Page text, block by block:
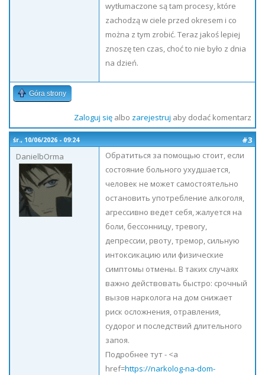
wytłumaczone są tam procesy, które
zachodzą w ciele przed okresem i co
można z tym zrobić. Teraz jakoś lepiej
znoszę ten czas, choć to nie było z dnia
na dzień.
Góra strony
Zaloguj sięalbo zarejestruj aby dodać komentarz
śr., 10/06/2026 - 09:24
#3
DanielbOrma
Обратиться за помощью стоит, если
состояние больного ухудшается,
человек не может самостоятельно
остановить употребление алкоголя,
агрессивно ведет себя, жалуется на
боли, бессонницу, тревогу,
депрессии, рвоту, тремор, сильную
интоксикацию или физические
симптомы отмены. В таких случаях
важно действовать быстро: срочный
вызов нарколога на дом снижает
риск осложнения, отравления,
судорог и последствий длительного
запоя.
Подробнее тут - <a
href=https://narkolog-na-dom-